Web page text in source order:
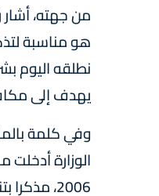
من جهته، أشار
هو مناسبة
نطلقه اليوم
يهدف إلى
وفي كلمة
الوزارة